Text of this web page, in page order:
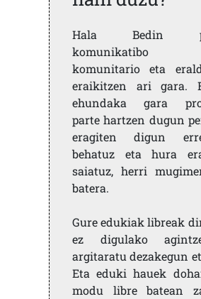
Hala Bedin
komunikatibo
komunitario eta
eraikitzen ari gara.
ehundaka gara
parte hartzen dugun
eragiten digun
behatuz eta hura
saiatuz, herri
batera.
Gure edukiak libreak
ez digulako
argitaratu dezakegun
Eta eduki hauek
modu libre batean